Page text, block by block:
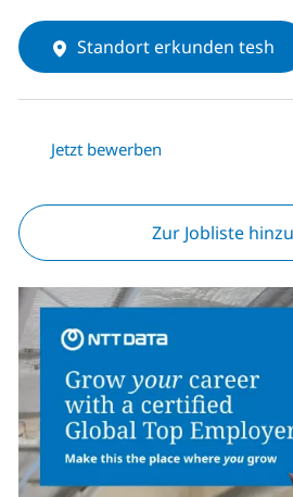
Standort erkunden tesh
Jetzt bewerben
Zur Jobliste